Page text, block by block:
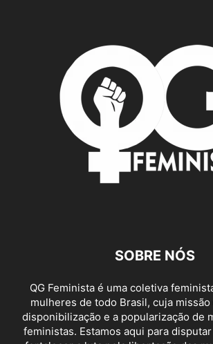
SOBRE NÓS
QG Feminista é uma coletiva
mulheres de todo Brasil, cuja
disponibilização e a popularização de
feministas. Estamos aqui para